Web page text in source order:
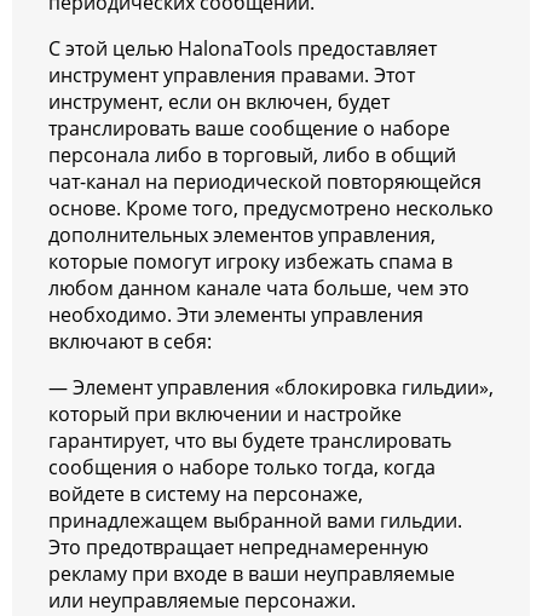
С этой целью HalonaTools предоставляет
инструмент управления правами. Этот
инструмент, если он включен, будет
транслировать ваше сообщение о наборе
персонала либо в торговый, либо в общий
чат-канал на периодической повторяющейся
основе. Кроме того, предусмотрено несколько
дополнительных элементов управления,
которые помогут игроку избежать спама в
любом данном канале чата больше, чем это
необходимо. Эти элементы управления
включают в себя:
— Элемент управления «блокировка гильдии»,
который при включении и настройке
гарантирует, что вы будете транслировать
сообщения о наборе только тогда, когда
войдете в систему на персонаже,
принадлежащем выбранной вами гильдии.
Это предотвращает непреднамеренную
рекламу при входе в ваши неуправляемые
или неуправляемые персонажи.